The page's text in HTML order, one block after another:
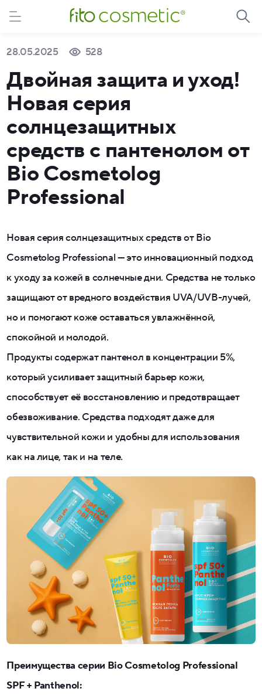
28.05.2025 528
Двойная защита и уход!
Новая серия
солнцезащитных
средств с пантенолом от
Bio Cosmetolog
Professional
Новая серия солнцезащитных средств от Bio
Cosmetolog Professional — это инновационный подход
к уходу за кожей в солнечные дни. Средства не только
защищают от вредного воздействия UVA/UVB-лучей,
но и помогают коже оставаться увлажнённой,
спокойной и молодой.
Продукты содержат пантенол в концентрации 5%,
который усиливает защитный барьер кожи,
способствует её восстановлению и предотвращает
обезвоживание. Средства подходят даже для
чувствительной кожи и удобны для использования
как на лице, так и на теле.
Преимущества серии Bio Cosmetolog Professional
SPF + Panthenol: